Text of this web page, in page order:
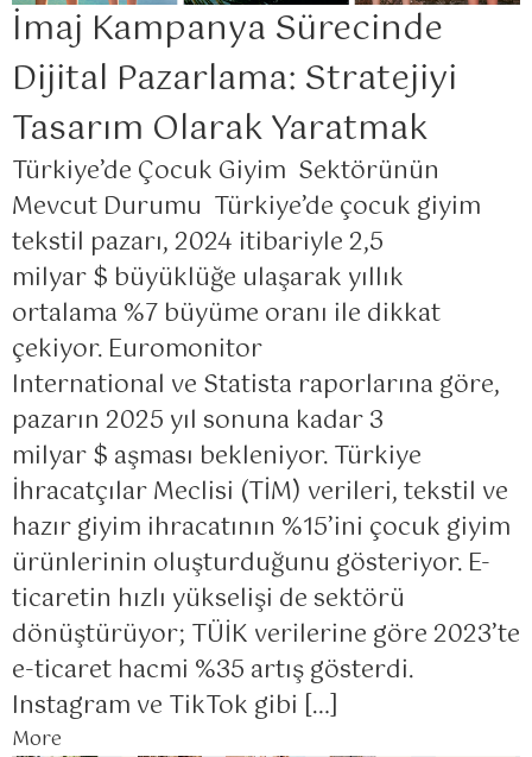
İmaj Kampanya Sürecinde
Dijital Pazarlama: Stratejiyi
Tasarım Olarak Yaratmak
Türkiye’de Çocuk Giyim Sektörünün
Mevcut Durumu Türkiye’de çocuk giyim
tekstil pazarı, 2024 itibariyle 2,5
milyar $ büyüklüğe ulaşarak yıllık
ortalama %7 büyüme oranı ile dikkat
çekiyor. Euromonitor
International ve Statista raporlarına göre,
pazarın 2025 yıl sonuna kadar 3
milyar $ aşması bekleniyor. Türkiye
İhracatçılar Meclisi (TİM) verileri, tekstil ve
hazır giyim ihracatının %15’ini çocuk giyim
ürünlerinin oluşturduğunu gösteriyor. E-
ticaretin hızlı yükselişi de sektörü
dönüştürüyor; TÜİK verilerine göre 2023’te
e-ticaret hacmi %35 artış gösterdi.
Instagram ve TikTok gibi […]
More